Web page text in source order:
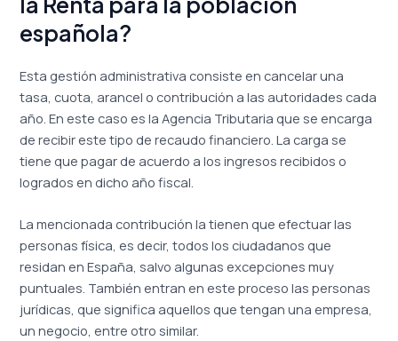
española?
Esta gestión administrativa consiste en cancelar una
tasa, cuota, arancel o contribución a las autoridades cada
año. En este caso es la Agencia Tributaria que se encarga
de recibir este tipo de recaudo financiero. La carga se
tiene que pagar de acuerdo a los ingresos recibidos o
logrados en dicho año fiscal.
La mencionada contribución la tienen que efectuar las
personas física, es decir, todos los ciudadanos que
residan en España, salvo algunas excepciones muy
puntuales. También entran en este proceso las personas
jurídicas, que significa aquellos que tengan una empresa,
un negocio, entre otro similar.